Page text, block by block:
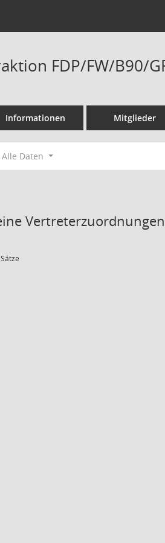
FDP/FW/B90/
Informationen Mitglieder
Alle Daten